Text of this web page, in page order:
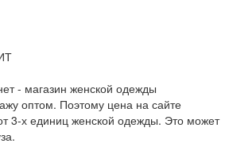
- магазин женской одежды
оптом. Поэтому цена на сайте
3-х единиц женской одежды. Это может